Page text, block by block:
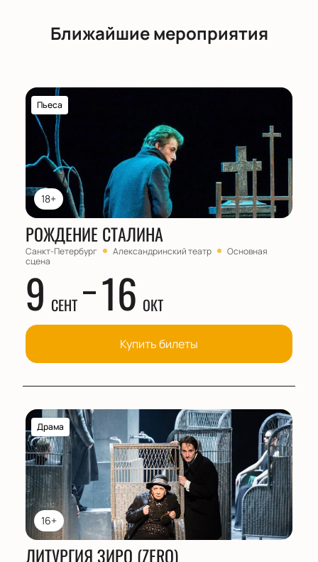
Ближайшие мероприятия
18+
Пьеса
РОЖДЕНИЕ СТАЛИНА
Санкт-Петербург Александринский театр
Основная
сцена
9 СЕНТ 16 ОКТ
Купить билеты
16+
Драма
ЛИТУРГИЯ ЗИРО (ZERO)